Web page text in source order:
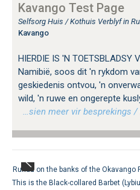
Kavango Test Page
Selfsorg Huis / Kothuis Verblyf in
Kavango
HIERDIE IS 'N TOETSBLADSY
Namibië, soos dit 'n rykdom
geskiedenis ontvou, 'n
wild, 'n ruwe en ongerepte
…sien meer vir besprekings /
Rundu on the banks of the
This is the Black-collared Barbet